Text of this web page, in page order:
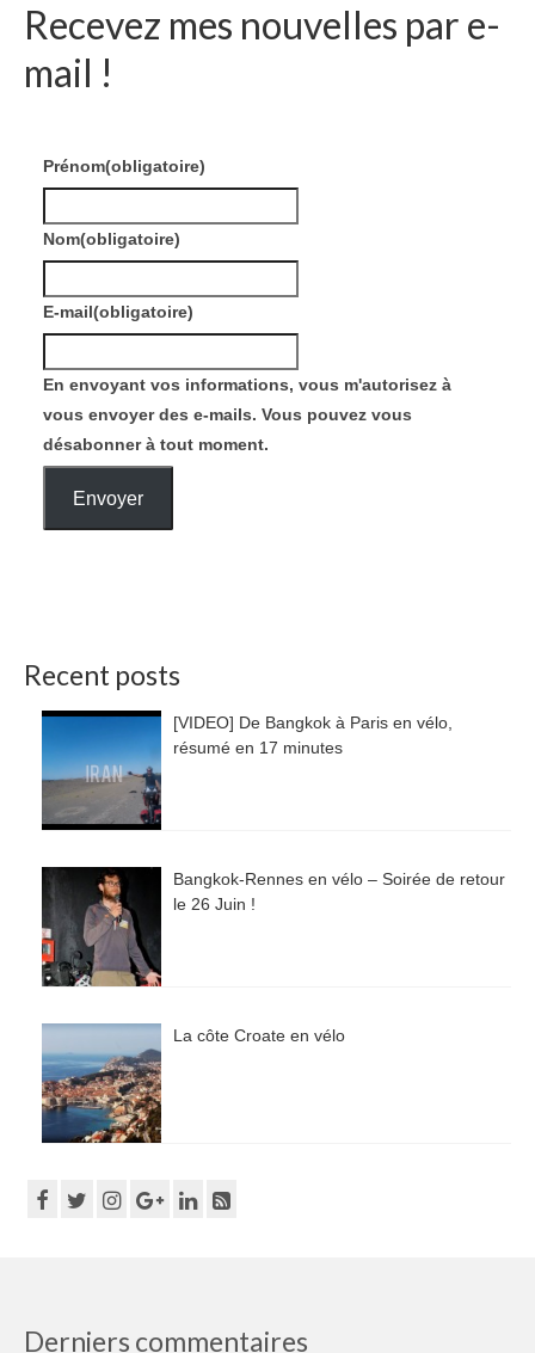
Recevez mes nouvelles par e-
mail !
Prénom(obligatoire)
Nom(obligatoire)
E-mail(obligatoire)
En envoyant vos informations, vous m'autorisez à
vous envoyer des e-mails. Vous pouvez vous
désabonner à tout moment.
Envoyer
Recent posts
[VIDEO] De Bangkok à Paris en vélo,
résumé en 17 minutes
Bangkok-Rennes en vélo – Soirée de retour
le 26 Juin !
La côte Croate en vélo
Derniers commentaires